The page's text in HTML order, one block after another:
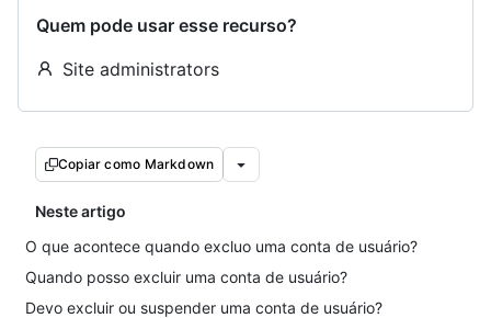
Quem pode usar esse recurso?
Site administrators
Copiar como Markdown
Neste artigo
O que acontece quando excluo uma conta de usuário?
Quando posso excluir uma conta de usuário?
Devo excluir ou suspender uma conta de usuário?